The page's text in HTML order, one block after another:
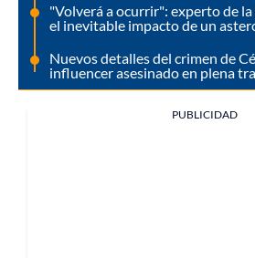
"Volverá a ocurrir": experto de
el inevitable impacto de un
Nuevos detalles del crimen de
influencer asesinado en plena
PUBLICIDAD